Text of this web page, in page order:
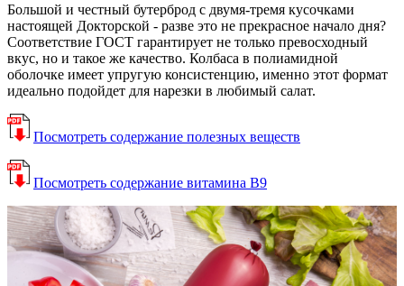
Большой и честный бутерброд с двумя-тремя кусочками
настоящей Докторской - разве это не прекрасное начало дня?
Соответствие ГОСТ гарантирует не только превосходный
вкус, но и такое же качество. Колбаса в полиамидной
оболочке имеет упругую консистенцию, именно этот формат
идеально подойдет для нарезки в любимый салат.
Посмотреть содержание полезных веществ
Посмотреть содержание витамина В9